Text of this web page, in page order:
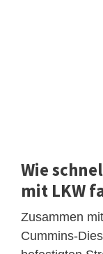
Wie
mit LKW
Zusammen
Cummins-